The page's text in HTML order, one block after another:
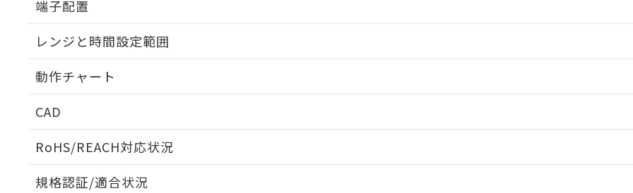
端子配置
レンジと時間設定範囲
動作チャート
CAD
RoHS/REACH対応状況
規格認証/適合状況